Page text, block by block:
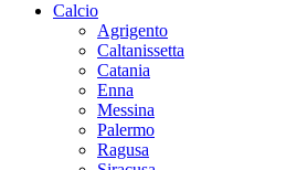
Calcio
Agrigento
Caltanissetta
Catania
Enna
Messina
Palermo
Ragusa